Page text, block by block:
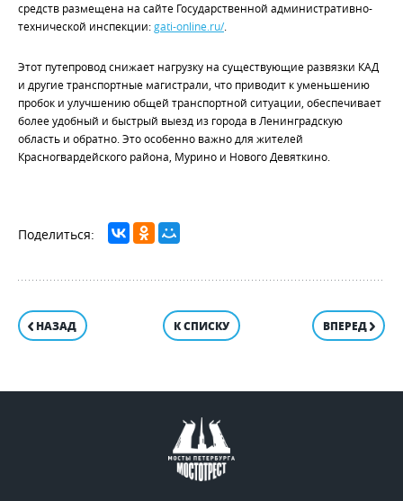
средств размещена на сайте Государственной административно-
технической инспекции:gati-online.ru/.
Этот путепровод снижает нагрузку на существующие развязки КАД
и другие транспортные магистрали, что приводит к уменьшению
пробок и улучшению общей транспортной ситуации, обеспечивает
более удобный и быстрый выезд из города в Ленинградскую
область и обратно. Это особенно важно для жителей
Красногвардейского района, Мурино и Нового Девяткино.
НАЗАД К СПИСКУ ВПЕРЕД